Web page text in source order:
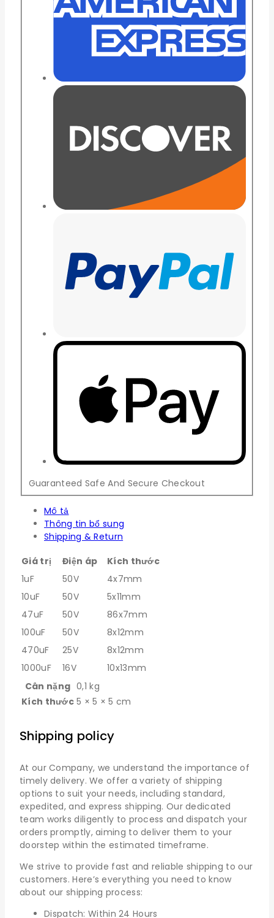
Guaranteed Safe And Secure Checkout
Mô tả
Thông tin bổ sung
Shipping & Return
Giá trị
Điện áp
Kích thước
1uF
50V
4x7mm
10uF
50V
5x11mm
47uF
50V
86x7mm
100uF
50V
8x12mm
470uF
25V
8x12mm
1000uF
16V
10x13mm
Cân nặng 0,1 kg
Kích thước 5 × 5 × 5 cm
Shipping policy
At our Company, we understand the importance of
timely delivery. We offer a variety of shipping
options to suit your needs, including standard,
expedited, and express shipping. Our dedicated
team works diligently to process and dispatch your
orders promptly, aiming to deliver them to your
doorstep within the estimated timeframe.
We strive to provide fast and reliable shipping to our
customers. Here’s everything you need to know
about our shipping process:
Dispatch: Within 24 Hours